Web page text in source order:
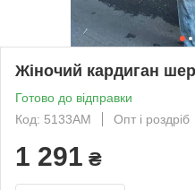
Жіночий кардиган
Готово до відправки
Код: 5133АМ
Опт і роздріб
1 291 ₴